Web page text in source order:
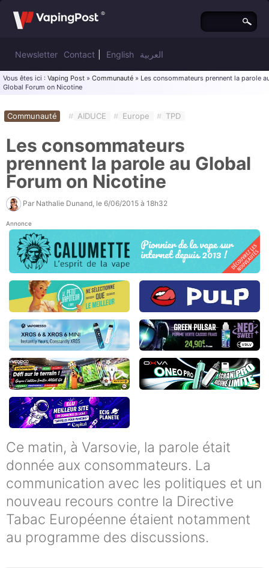
Newsletter Contact English العربية
Vous êtes ici : Vaping Post » Communauté » Les consommateurs prennent la parole
Global Forum on Nicotine
Communauté # AIDUCE # Europe # TPD
Les consommateurs
prennent la parole au Global
Forum on Nicotine
Par Nathalie Dunand , le 6/06/2015 à 18h32
Annonce
Ce matin, à Varsovie, la parole était
donnée aux consommateurs. La
communication avec les politiques et un
nouveau recours contre la Directive
Tabac Européenne étaient notamment
au programme des discussions.